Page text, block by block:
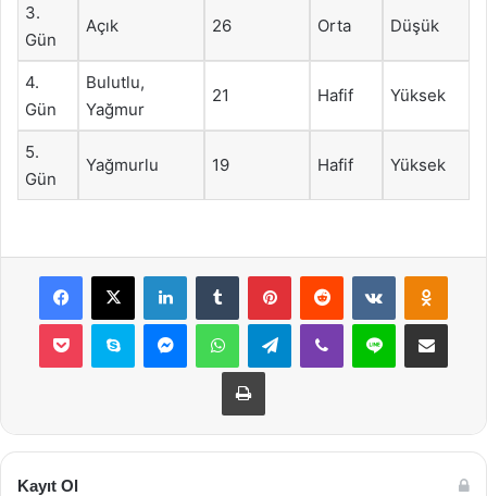
3.
Gün
Açık 26 Orta Düşük
4.
Gün
Bulutlu,
Yağmur
21 Hafif Yüksek
5.
Gün
Yağmurlu 19 Hafif Yüksek
Facebook
X LinkedInTumblr PinterestReddit VKontakte
Pocket Skype MessengerWhatsAppTelegramViber Line E-Posta ile
Yazdır
Kayıt Ol